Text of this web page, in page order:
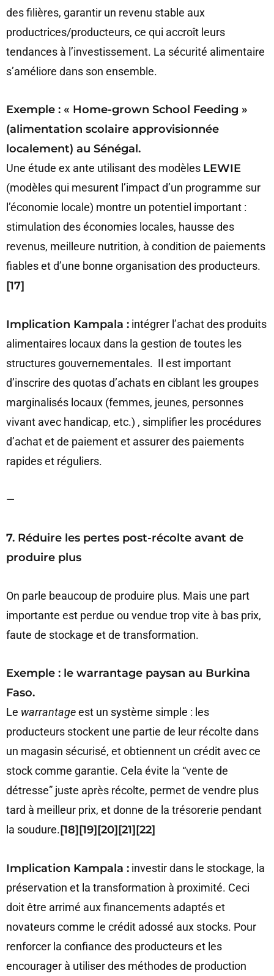
des filières, garantir un revenu stable aux
productrices/producteurs, ce qui accroît leurs
tendances à l’investissement. La sécurité alimentaire
s’améliore dans son ensemble.
Exemple : « Home-grown School Feeding »
(alimentation scolaire approvisionnée
localement) au Sénégal.
Une étude ex ante utilisant des modèles LEWIE
(modèles qui mesurent l’impact d’un programme sur
l’économie locale) montre un potentiel important :
stimulation des économies locales, hausse des
revenus, meilleure nutrition, à condition de paiements
fiables et d’une bonne organisation des producteurs.
[17]
Implication Kampala : intégrer l’achat des produits
alimentaires locaux dans la gestion de toutes les
structures gouvernementales. Il est important
d’inscrire des quotas d’achats en ciblant les groupes
marginalisés locaux (femmes, jeunes, personnes
vivant avec handicap, etc.) , simplifier les procédures
d’achat et de paiement et assurer des paiements
rapides et réguliers.
—
7. Réduire les pertes post-récolte avant de
produire plus
On parle beaucoup de produire plus. Mais une part
importante est perdue ou vendue trop vite à bas prix,
faute de stockage et de transformation.
Exemple : le warrantage paysan au Burkina
Faso.
Le warrantageest un système simple : les
producteurs stockent une partie de leur récolte dans
un magasin sécurisé, et obtiennent un crédit avec ce
stock comme garantie. Cela évite la “vente de
détresse” juste après récolte, permet de vendre plus
tard à meilleur prix, et donne de la trésorerie pendant
la soudure.[18][19][20][21][22]
Implication Kampala : investir dans le stockage, la
préservation et la transformation à proximité. Ceci
doit être arrimé aux financements adaptés et
novateurs comme le crédit adossé aux stocks. Pour
renforcer la confiance des producteurs et les
encourager à utiliser des méthodes de production